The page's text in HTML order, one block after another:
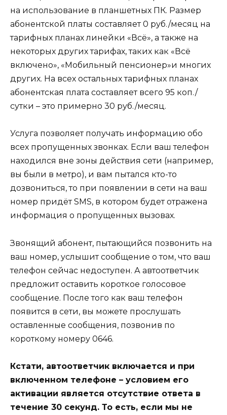
на использование в планшетных ПК. Размер
абонентской платы составляет 0 руб./месяц на
тарифных планах линейки «Всё», а также на
некоторых других тарифах, таких как «Всё
включено», «Мобильный пенсионер»и многих
других. На всех остальных тарифных планах
абонентская плата составляет всего 95 коп./
сутки – это примерно 30 руб./месяц.
Услуга позволяет получать информацию обо
всех пропущенных звонках. Если ваш телефон
находился вне зоны действия сети (например,
вы были в метро), и вам пытался кто-то
дозвониться, то при появлении в сети на ваш
номер придёт SMS, в котором будет отражена
информация о пропущенных вызовах.
Звонящий абонент, пытающийся позвонить на
ваш номер, услышит сообщение о том, что ваш
телефон сейчас недоступен. А автоответчик
предложит оставить короткое голосовое
сообщение. После того как ваш телефон
появится в сети, вы можете прослушать
оставленные сообщения, позвонив по
короткому номеру 0646.
Кстати, автоответчик включается и при
включенном телефоне – условием его
активации является отсутствие ответа в
течение 30 секунд. То есть, если мы не